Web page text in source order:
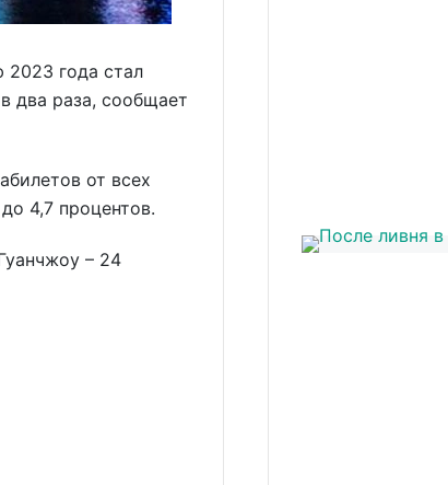
2023 года стал
два раза, сообщает
от всех
4,7 процентов.
– 24